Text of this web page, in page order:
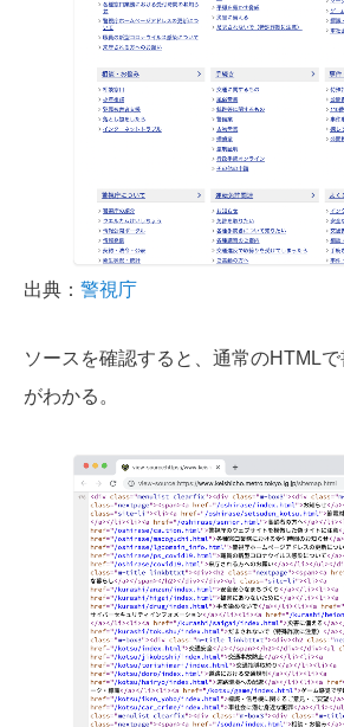
出典： 警視庁
ソースを確認すると、通常のHTML
がわかる。